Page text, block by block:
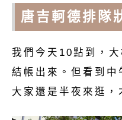
唐吉軻德排隊
我們今天10點到，
結帳出來。但看到中
大家還是半夜來逛，